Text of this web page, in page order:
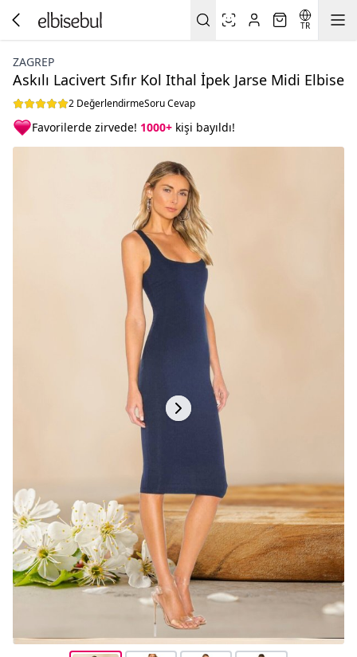
TR
ZAGREP
Askılı Lacivert Sıfır Kol Ithal İpek Jarse Midi Elbise
2 DeğerlendirmeSoru Cevap
Favorilerde zirvede! 1000+ kişi bayıldı!